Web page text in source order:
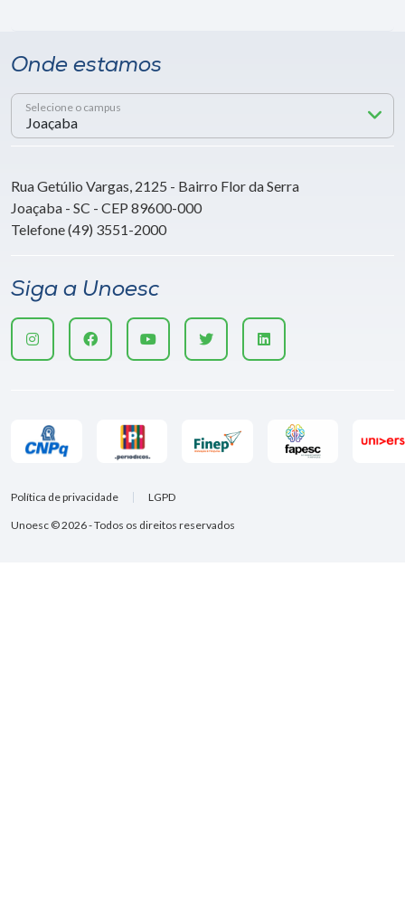
Onde estamos
Selecione o campus
Rua Getúlio Vargas, 2125 - Bairro Flor da Serra
Joaçaba - SC - CEP 89600-000
Telefone (49) 3551-2000
Siga a Unoesc
Unoesc © 2026 - Todos os direitos reservados
Política de privacidade LGPD